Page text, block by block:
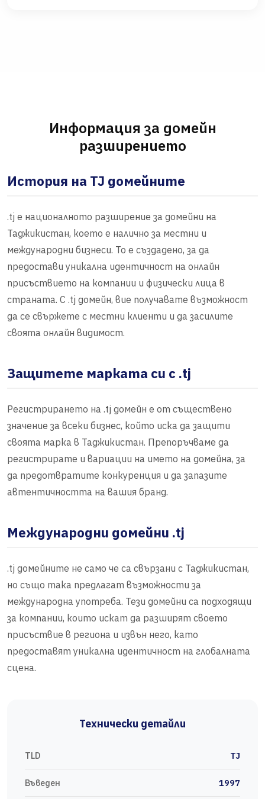
Информация за домейн
разширението
История на TJ домейните
.tj е националното разширение за домейни на
Таджикистан, което е налично за местни и
международни бизнеси. То е създадено, за да
предостави уникална идентичност на онлайн
присъствието на компании и физически лица в
страната. С .tj домейн, вие получавате възможност
да се свържете с местни клиенти и да засилите
своята онлайн видимост.
Защитете марката си с .tj
Регистрирането на .tj домейн е от съществено
значение за всеки бизнес, който иска да защити
своята марка в Таджикистан. Препоръчваме да
регистрирате и вариации на името на домейна, за
да предотвратите конкуренция и да запазите
автентичността на вашия бранд.
Международни домейни .tj
.tj домейните не само че са свързани с Таджикистан,
но също така предлагат възможности за
международна употреба. Тези домейни са подходящи
за компании, които искат да разширят своето
присъствие в региона и извън него, като
предоставят уникална идентичност на глобалната
сцена.
Технически детайли
TLD TJ
Въведен 1997